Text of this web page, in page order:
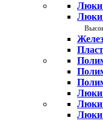
Люки
Люки